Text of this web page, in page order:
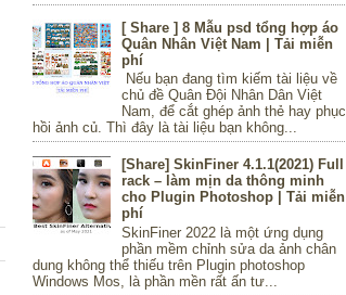
[ Share ] 8 Mẫu psd tổng hợp áo
Quân Nhân Việt Nam | Tải miễn
phí
Nếu bạn đang tìm kiếm tài liệu về
chủ đề Quân Đội Nhân Dân Việt
Nam, để cắt ghép ảnh thẻ hay phục
hồi ảnh củ. Thì đây là tài liệu bạn không...
[Share] SkinFiner 4.1.1(2021) Full
rack – làm mịn da thông minh
cho Plugin Photoshop | Tải miễn
phí
SkinFiner 2022 là một ứng dụng
phần mềm chỉnh sửa da ảnh chân
dung không thể thiếu trên Plugin photoshop
Windows Mos, là phần mền rất ấn tư...